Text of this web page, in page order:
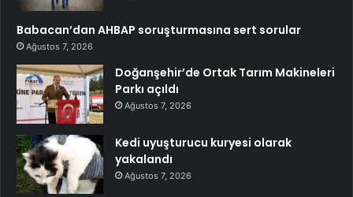
Babacan’dan AHBAP soruşturmasına sert sorular
Ağustos 7, 2026
Doğanşehir’de Ortak Tarım Makineleri
Parkı açıldı
Ağustos 7, 2026
Kedi uyuşturucu kuryesi olarak
yakalandı
Ağustos 7, 2026